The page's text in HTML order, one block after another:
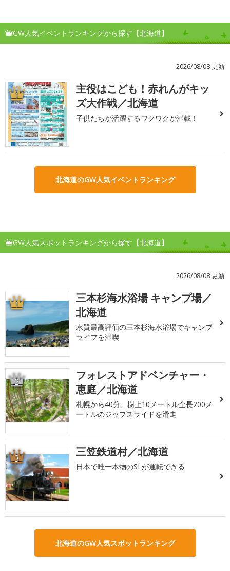
GW人気イベントランキングから探す【北海道】
2026/08/08 更新
1
主役はこども！赤れんがキッ
ズ大作戦／北海道
子供たちが活躍するワクワクが満載！
北海道のGW人気イベントランキング
GW人気スポットランキングから探す【北海道】
2026/08/08 更新
1
三本杉海水浴場 キャンプ場／
北海道
水質最高評価の三本杉海水浴場でキャンプ
ライフを満喫
2
フォレストアドベンチャー・
恵庭／北海道
札幌から40分、樹上10メートル全長200メ
ートルのジップスライドを滑走
3 三笠鉄道村／北海道
日本で唯一本物のSLが運転できる
北海道のGW人気スポットランキング